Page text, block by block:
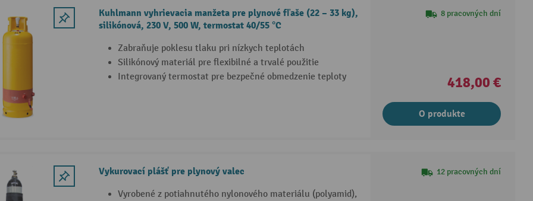
Kuhlmann vyhrievacia manžeta pre plynové fľaše (22 – 33 kg),
silikónová, 230 V, 500 W, termostat 40/55 °C
Zabraňuje poklesu tlaku pri nízkych teplotách
Silikónový materiál pre flexibilné a trvalé použitie
Integrovaný termostat pre bezpečné obmedzenie teploty
8 pracovných dní
418,00 €
O produkte
Vykurovací plášť pre plynový valec
Vyrobené z potiahnutého nylonového materiálu (polyamid),
12 pracovných dní